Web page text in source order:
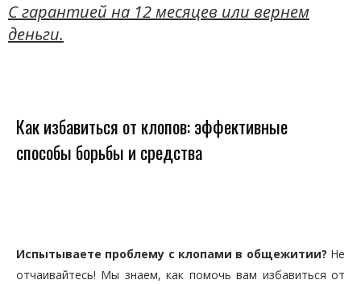
C гарантией на 12 месяцев или вернем
деньги.
Как избавиться от клопов: эффективные
способы борьбы и средства
Испытываете проблему с клопами в общежитии? Не
отчаивайтесь! Мы знаем, как помочь вам избавиться от